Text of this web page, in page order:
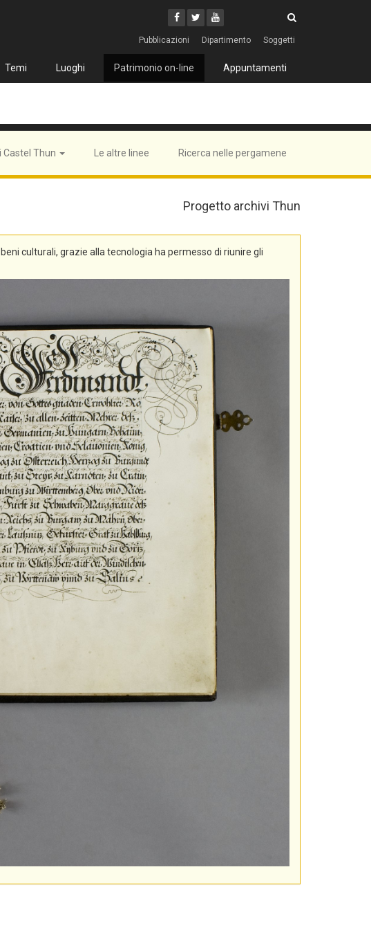
Facebook
Twitter
Youtube
Pubblicazioni Dipartimento Soggetti
Temi Luoghi Patrimonio on-line Appuntamenti
Castel Thun Le altre linee Ricerca nelle pergamene
Progetto archivi Thun
culturali, grazie alla tecnologia ha permesso di riunire gli